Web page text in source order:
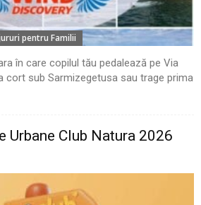
pentru Familii
în care copilul tău pedalează pe Via
cort sub Sarmizegetusa sau trage prima
Urbane Club Natura 2026